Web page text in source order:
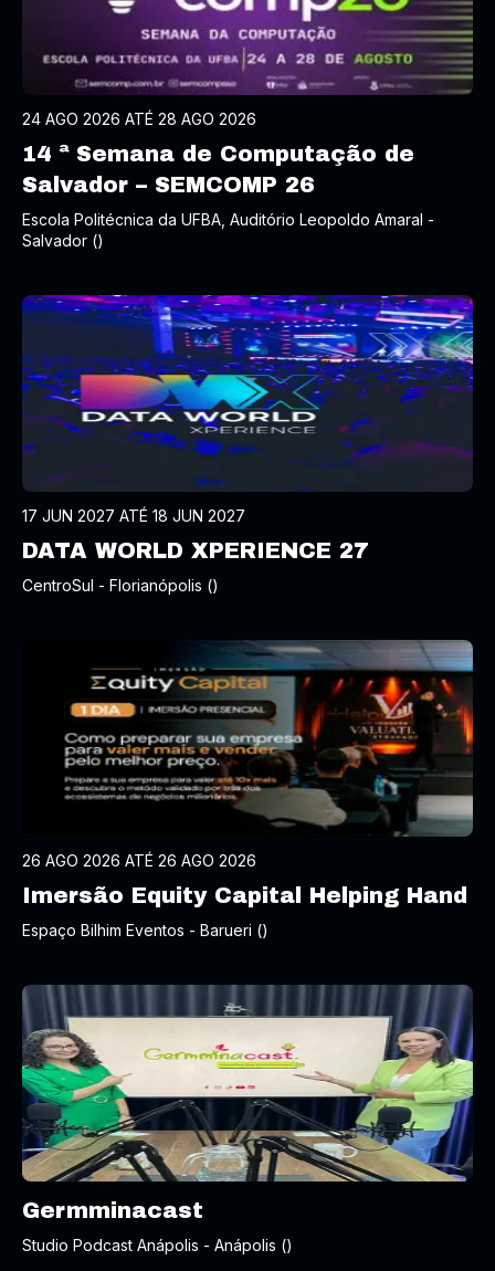
24 AGO 2026 ATÉ 28 AGO 2026
14 ª Semana de Computação de
Salvador – SEMCOMP 26
Escola Politécnica da UFBA, Auditório Leopoldo Amaral -
Salvador ()
17 JUN 2027 ATÉ 18 JUN 2027
DATA WORLD XPERIENCE 27
CentroSul - Florianópolis ()
26 AGO 2026 ATÉ 26 AGO 2026
Imersão Equity Capital Helping Hand
Espaço Bilhim Eventos - Barueri ()
Germminacast
Studio Podcast Anápolis - Anápolis ()